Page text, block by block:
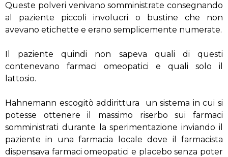
Queste polveri venivano somministrate consegnando
al paziente piccoli involucri o bustine che non
avevano etichette e erano semplicemente numerate.
Il paziente quindi non sapeva quali di questi
contenevano farmaci omeopatici e quali solo il
lattosio.
Hahnemann escogitò addirittura un sistema in cui si
potesse ottenere il massimo riserbo sui farmaci
somministrati durante la sperimentazione inviando il
paziente in una farmacia locale dove il farmacista
dispensava farmaci omeopatici e placebo senza poter